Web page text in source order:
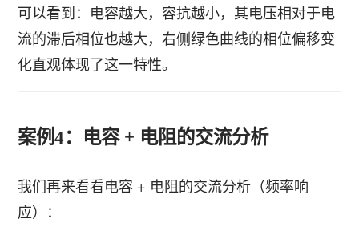
可以看到：电容越大，容抗越小，其电压相对于电
流的滞后相位也越大，右侧绿色曲线的相位偏移变
化直观体现了这一特性。
案例4：电容 + 电阻的交流分析
我们再来看看电容 + 电阻的交流分析（频率响
应）：